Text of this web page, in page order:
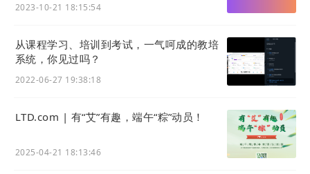
2023-10-21 18:15:54
从课程学习、培训到考试，一气呵成的教培
系统，你见过吗？
2022-06-27 19:38:18
LTD.com | 有“艾”有趣，端午“粽”动员！
2025-04-21 18:13:46